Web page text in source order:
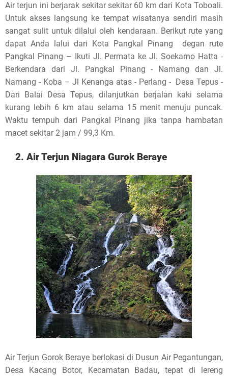
Air terjun ini berjarak sekitar sekitar 60 km dari Kota Toboali.
Untuk akses langsung ke tempat wisatanya sendiri masih
sangat sulit untuk dilalui oleh kendaraan. Berikut rute yang
dapat Anda lalui dari Kota Pangkal Pinang degan rute
Pangkal Pinang – Ikuti Jl. Permata ke Jl. Soekarno Hatta -
Berkendara dari Jl. Pangkal Pinang - Namang dan Jl.
Namang - Koba – Jl Kenanga atas - Perlang - Desa Tepus -
Dari Balai Desa Tepus, dilanjutkan berjalan kaki selama
kurang lebih 6 km atau selama 15 menit menuju puncak.
Waktu tempuh dari Pangkal Pinang jika tanpa hambatan
macet sekitar 2 jam / 99,3 Km.
2. Air Terjun Niagara Gurok Beraye
Air Terjun Gorok Beraye berlokasi di Dusun Air Pegantungan,
Desa Kacang Botor, Kecamatan Badau, tepat di lereng